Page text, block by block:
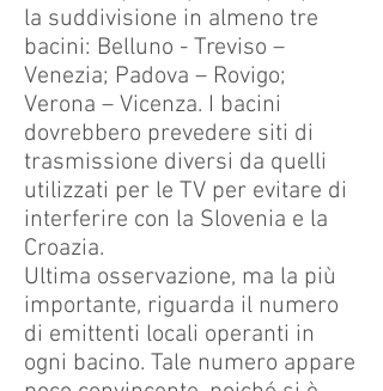
la suddivisione in almeno tre
bacini: Belluno - Treviso –
Venezia; Padova – Rovigo;
Verona – Vicenza. I bacini
dovrebbero prevedere siti di
trasmissione diversi da quelli
utilizzati per le TV per evitare di
interferire con la Slovenia e la
Croazia.
Ultima osservazione, ma la più
importante, riguarda il numero
di emittenti locali operanti in
ogni bacino. Tale numero appare